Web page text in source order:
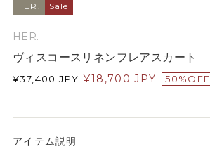
HER. Sale
HER.
ヴィスコースリネンフレアスカート
¥37,400 JPY ¥18,700 JPY 50%OFF
アイテム説明